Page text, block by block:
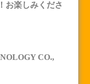
お楽しみくださ
CO.,